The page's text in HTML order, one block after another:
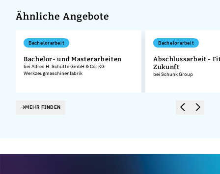
Ähnliche Angebote
Bachelorarbeit
Bachelor- und Masterarbeiten
bei Alfred H. Schütte GmbH & Co. KG
Werkzeugmaschinenfabrik
Bachelorarbeit
Abschlussarbeit -
Zukunft
bei Schunk Group
MEHR FINDEN